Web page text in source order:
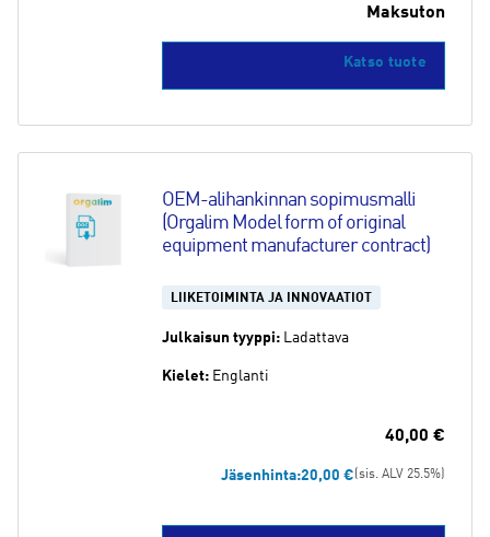
Maksuton
Katso tuote
OEM-alihankinnan sopimusmalli
(Orgalim Model form of original
equipment manufacturer contract)
LIIKETOIMINTA JA INNOVAATIOT
Julkaisun tyyppi: Ladattava
Kielet: Englanti
40,00 €
Jäsenhinta:20,00 € (sis. ALV 25.5%)